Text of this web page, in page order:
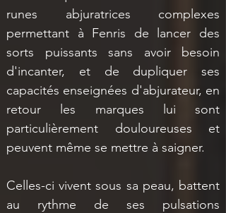
runes abjuratrices complexes
permettant à Fenris de lancer des
sorts puissants sans avoir besoin
d'incanter, et de dupliquer ses
capacités enseignées d'abjurateur, en
retour les marques lui sont
particulièrement douloureuses et
peuvent même se mettre à saigner.
Celles-ci vivent sous sa peau, battent
au rythme de ses pulsations